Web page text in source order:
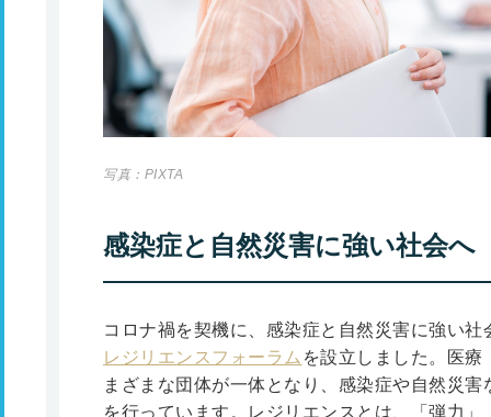
写真：PIXTA
感染症と自然災害に強い社会へ
コロナ禍を契機に、感染症と自然災害に強い
レジリエンスフォーラム を設立しました。医
まざまな団体が一体となり、感染症や自然災
を行っています。レジリエンスとは、「弾力